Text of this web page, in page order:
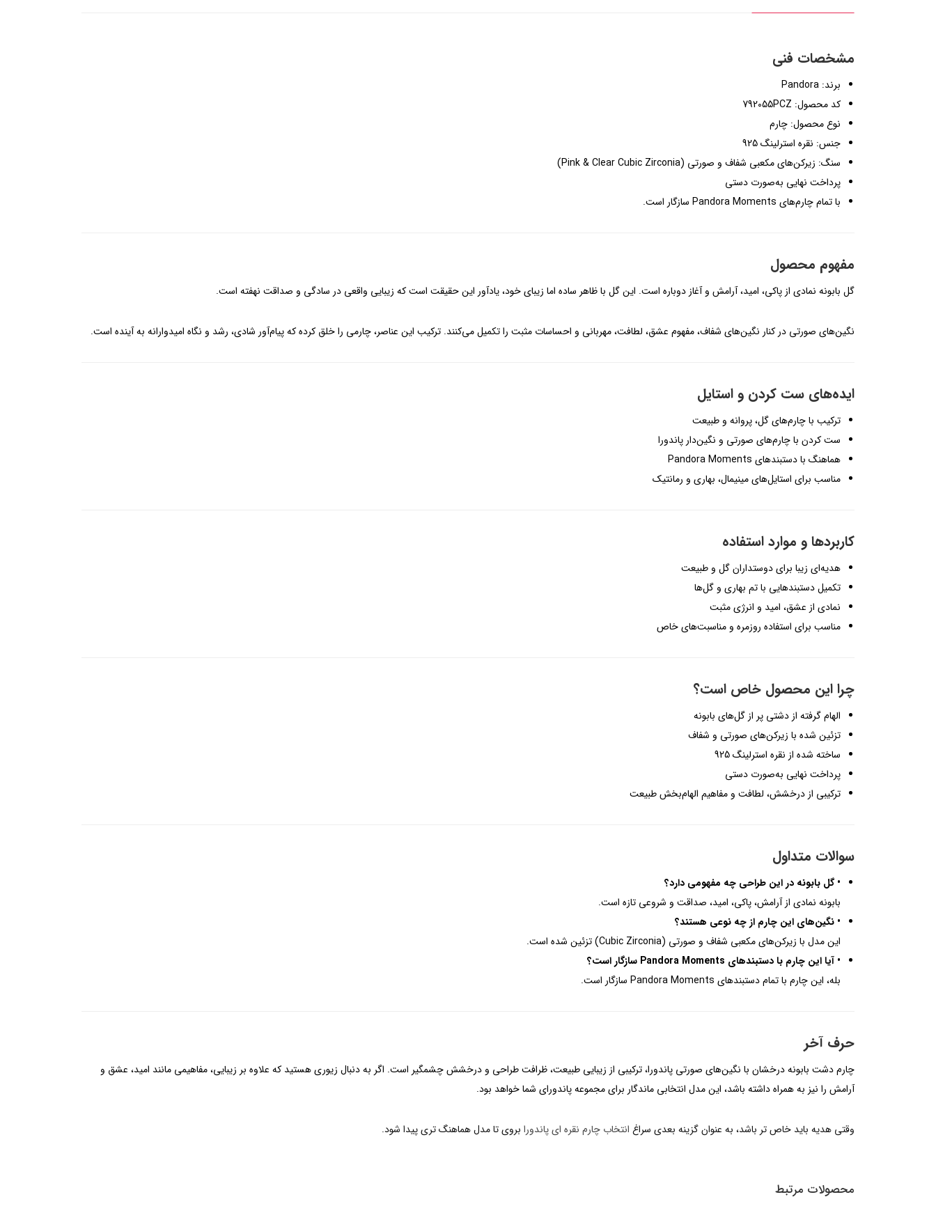
مشخصات فنی
برند: Pandora
کد محصول: 792055PCZ
نوع محصول: چارم
جنس: نقره استرلینگ 925
سنگ: زیرکن‌های مکعبی شفاف و صورتی (Pink & Clear Cubic Zirconia)
پرداخت نهایی به‌صورت دستی
با تمام چارم‌های Pandora Moments سازگار است.
مفهوم محصول
گل بابونه نمادی از پاکی، امید، آرامش و آغاز دوباره است. این گل با ظاهر ساده اما زیبای خود، یادآور این حقیقت است که زیبایی واقعی در سادگی و صداقت نهفته است.
نگین‌های صورتی در کنار نگین‌های شفاف، مفهوم عشق، لطافت، مهربانی و احساسات مثبت را تکمیل می‌کنند. ترکیب این عناصر، چارمی را خلق کرده که پیام‌آور شادی، رشد و نگاه امیدوارانه به آینده است.
ایده‌های ست کردن و استایل
ترکیب با چارم‌های گل، پروانه و طبیعت
ست کردن با چارم‌های صورتی و نگین‌دار پاندورا
هماهنگ با دستبندهای Pandora Moments
مناسب برای استایل‌های مینیمال، بهاری و رمانتیک
کاربردها و موارد استفاده
هدیه‌ای زیبا برای دوستداران گل و طبیعت
تکمیل دستبندهایی با تم بهاری و گل‌ها
نمادی از عشق، امید و انرژی مثبت
مناسب برای استفاده روزمره و مناسبت‌های خاص
چرا این محصول خاص است؟
الهام گرفته از دشتی پر از گل‌های بابونه
تزئین شده با زیرکن‌های صورتی و شفاف
ساخته شده از نقره استرلینگ 925
پرداخت نهایی به‌صورت دستی
ترکیبی از درخشش، لطافت و مفاهیم الهام‌بخش طبیعت
سوالات متداول
• گل بابونه در این طراحی چه مفهومی دارد؟
بابونه نمادی از آرامش، پاکی، امید، صداقت و شروعی تازه است.
• نگین‌های این چارم از چه نوعی هستند؟
این مدل با زیرکن‌های مکعبی شفاف و صورتی (Cubic Zirconia) تزئین شده است.
• آیا این چارم با دستبندهای Pandora Moments سازگار است؟
بله، این چارم با تمام دستبندهای Pandora Moments سازگار است.
حرف آخر
چارم دشت بابونه درخشان با نگین‌های صورتی پاندورا، ترکیبی از زیبایی طبیعت، ظرافت طراحی و درخشش چشمگیر است. اگر به دنبال زیوری هستید که علاوه بر زیبایی، مفاهیمی مانند امید، عشق و
آرامش را نیز به همراه داشته باشد، این مدل انتخابی ماندگار برای مجموعه پاندورای شما خواهد بود.
وقتی هدیه باید خاص تر باشد، به عنوان گزینه بعدی سراغ انتخاب چارم نقره ای پاندورا بروی تا مدل هماهنگ تری پیدا شود.
محصولات مرتبط